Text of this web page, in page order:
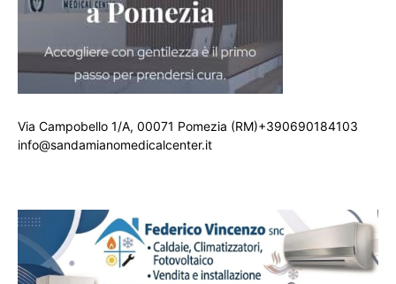
Via Campobello 1/A, 00071 Pomezia (RM)+390690184103
info@sandamianomedicalcenter.it